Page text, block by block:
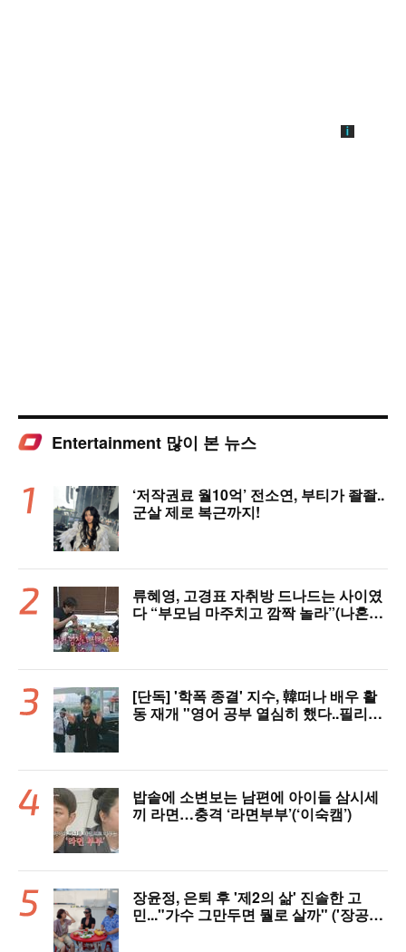
Entertainment 많이 본 뉴스
‘저작권료 월10억’ 전소연, 부티가 좔좔..
군살 제로 복근까지!
류혜영, 고경표 자취방 드나드는 사이였
다 “부모님 마주치고 깜짝 놀라”(나혼자
[단독] '학폭 종결' 지수, 韓떠나 배우 활
동 재개 "영어 공부 열심히 했다..필리핀
밥솥에 소변보는 남편에 아이들 삼시세
끼 라면…충격 ‘라면부부’(‘이숙캠’)
장윤정, 은퇴 후 '제2의 삶' 진솔한 고
민..."가수 그만두면 뭘로 살까" ('장공장